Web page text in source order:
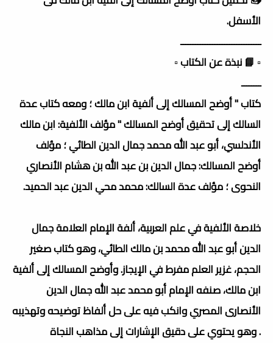
الأسفل.
ـــــــــــــــــــــــــــــــــ
▫️ 📘 نبذة عن الكتاب ▫️
ــــــــ
كتاب " أوضح المسالك إلى ألفية ابن مالك ؛ ومعه كتاب عدة
السالك إلى تحقيق أوضح المسالك " مؤلف الألفية: ابن مالك
الأندلسي، أبو عبد الله محمد جمال الدين الطائي ؛ مؤلف
أوضح المسالك: جمال الدين بن عبد الله بن هشام الأنصاري
النحوى ؛ مؤلف عدة السالك: محمد محي الدين عبد الحميد.
خلاصة الألفية في علم العربية، ألفة الإمام العلامة جمال
الدين أبو عبد الله محمد بن مالك الطائي، وهو كتاب صغير
الحجم، غزير العلم مفرط في الإيجاز. وأوضح المسالك إلى ألفية
ابن مالك، صنفه الإمام أبو محمد عبد الله جمال الدين
الأنصارى المصري وانكب فيه على حل ألفاظ توضيحه وتهذيبه
. وهو يحتوي على دقيق الإشارات إلى مذاهب النجاة